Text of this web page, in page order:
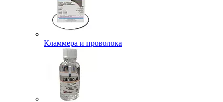
Кламмера и проволока